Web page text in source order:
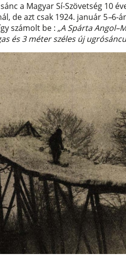
a Magyar Sí-Szövetség 10
de azt csak 1924. január 5–6-
számolt be : „A Spárta
és 3 méter széles új